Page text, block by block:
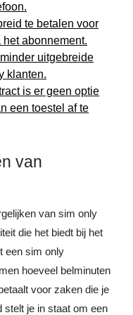
te betalen voor
abonnement.
uitgebreide
klanten.
is er geen optie
een toestel af te
van
van sim only
die het biedt bij het
een sim only
hoeveel belminuten
voor zaken die je
stelt je in staat om een